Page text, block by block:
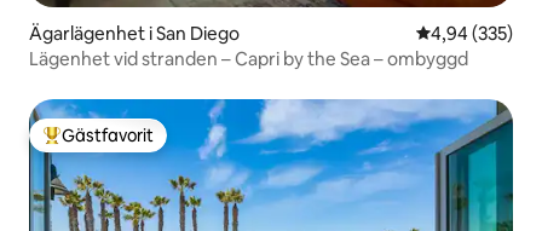
Ägarlägenhet i San Diego 4,94 av 5 i
4,94 (335)
Lägenhet vid stranden – Capri by the Sea – ombyggd
Populär gästfavorit
Gästfavorit